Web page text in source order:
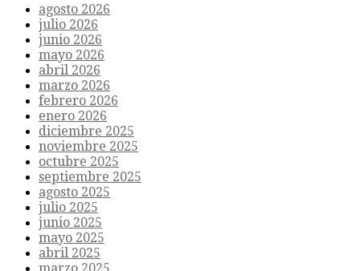
agosto 2026
julio 2026
junio 2026
mayo 2026
abril 2026
marzo 2026
febrero 2026
enero 2026
diciembre 2025
noviembre 2025
octubre 2025
septiembre 2025
agosto 2025
julio 2025
junio 2025
mayo 2025
abril 2025